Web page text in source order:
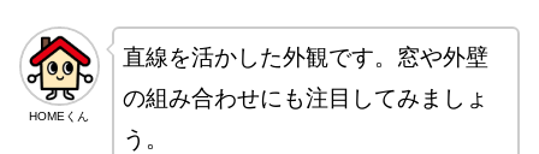
HOMEくん
直線を活かした外観です。窓や外壁
の組み合わせにも注目してみましょ
う。